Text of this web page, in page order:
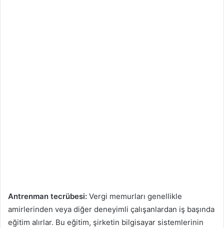
Antrenman tecrübesi: Vergi memurları genellikle
amirlerinden veya diğer deneyimli çalışanlardan iş başında
eğitim alırlar. Bu eğitim, şirketin bilgisayar sistemlerinin